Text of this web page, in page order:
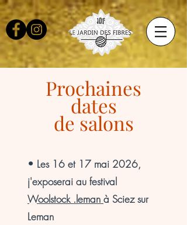
Prochaines
dates
de salons
• Les 16 et 17 mai 2026,
j'exposerai au festival
Woolstock .leman à Sciez sur
Leman